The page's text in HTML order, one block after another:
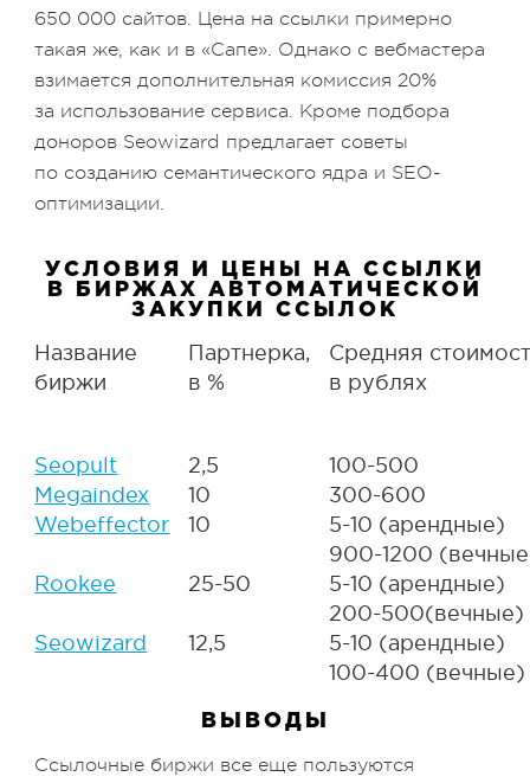
650 000 сайтов. Цена на ссылки примерно
такая же, как и в «Сапе». Однако с вебмастера
взимается дополнительная комиссия 20%
за использование сервиса. Кроме подбора
доноров Seowizard предлагает советы
по созданию семантического ядра и SEO-
оптимизации.
УСЛОВИЯ И ЦЕНЫ НА ССЫЛКИ
В БИРЖАХ АВТОМАТИЧЕСКОЙ
ЗАКУПКИ ССЫЛОК
Название
биржи
Партнерка,
в %
Средняя
в рублях
Seopult 2,5
100-500
Megaindex
10
300-600
Webeffector
10
5-10 (арендные)
900-1200
Rookee
25-50
5-10 (арендные)
200-500(вечные)
Seowizard
12,5
5-10 (арендные)
100-400 (вечные)
ВЫВОДЫ
Ссылочные биржи все еще пользуются